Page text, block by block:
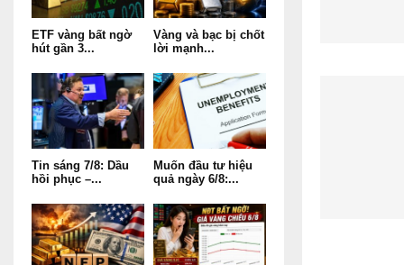
ETF vàng bất ngờ
hút gần 3...
Vàng và bạc bị chốt
lời mạnh...
Tin sáng 7/8: Dầu
hồi phục –...
Muốn đầu tư hiệu
quả ngày 6/8:...